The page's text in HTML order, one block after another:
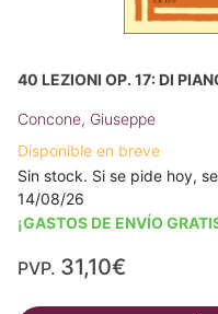
40 LEZIONI OP. 17: DI
Concone, Giuseppe
Disponible en breve
Sin stock. Si se pide hoy,
14/08/26
¡GASTOS DE ENVÍO
PVP. 31,10€